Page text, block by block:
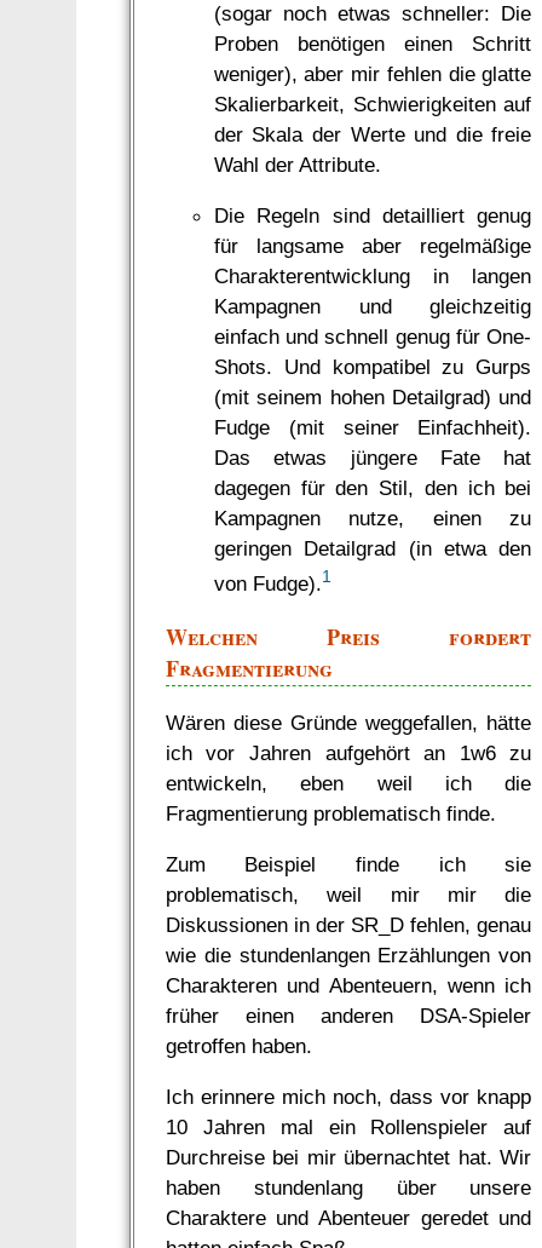
(sogar noch etwas schneller: Die
Proben benötigen einen Schritt
weniger), aber mir fehlen die glatte
Skalierbarkeit, Schwierigkeiten auf
der Skala der Werte und die freie
Wahl der Attribute.
Die Regeln sind detailliert genug
für langsame aber regelmäßige
Charakterentwicklung in langen
Kampagnen und gleichzeitig
einfach und schnell genug für One-
Shots. Und kompatibel zu Gurps
(mit seinem hohen Detailgrad) und
Fudge (mit seiner Einfachheit).
Das etwas jüngere Fate hat
dagegen für den Stil, den ich bei
Kampagnen nutze, einen zu
geringen Detailgrad (in etwa den
von Fudge).1
Welchen Preis fordert
Fragmentierung
Wären diese Gründe weggefallen, hätte
ich vor Jahren aufgehört an 1w6 zu
entwickeln, eben weil ich die
Fragmentierung problematisch finde.
Zum Beispiel finde ich sie
problematisch, weil mir mir die
Diskussionen in der SR_D fehlen, genau
wie die stundenlangen Erzählungen von
Charakteren und Abenteuern, wenn ich
früher einen anderen DSA-Spieler
getroffen haben.
Ich erinnere mich noch, dass vor knapp
10 Jahren mal ein Rollenspieler auf
Durchreise bei mir übernachtet hat. Wir
haben stundenlang über unsere
Charaktere und Abenteuer geredet und